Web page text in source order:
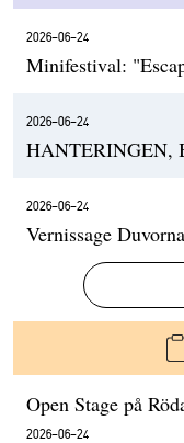
2026-06-24
Minifestival:
2026-06-24
HANTERINGEN,
2026-06-24
Vernissage
Open Stage på
2026-06-24